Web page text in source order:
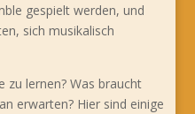
gespielt werden, und
sich musikalisch
zu lernen? Was braucht
erwarten? Hier sind einige